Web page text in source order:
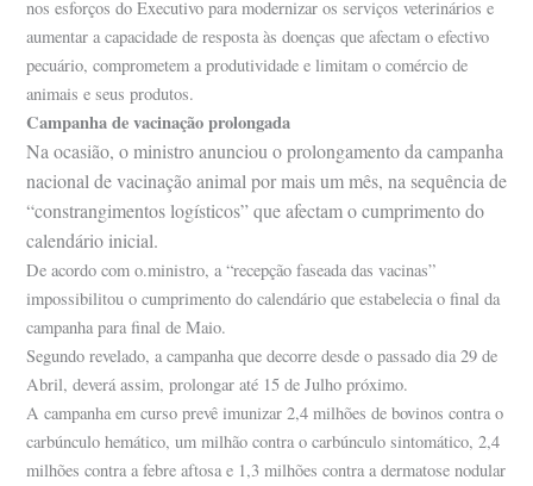
nos esforços do Executivo para modernizar os serviços veterinários e
aumentar a capacidade de resposta às doenças que afectam o efectivo
pecuário, comprometem a produtividade e limitam o comércio de
animais e seus produtos.
Campanha de vacinação prolongada
Na ocasião, o ministro anunciou o prolongamento da campanha
nacional de vacinação animal por mais um mês, na sequência de
“constrangimentos logísticos” que afectam o cumprimento do
calendário inicial.
De acordo com o.ministro, a “recepção faseada das vacinas”
impossibilitou o cumprimento do calendário que estabelecia o final da
campanha para final de Maio.
Segundo revelado, a campanha que decorre desde o passado dia 29 de
Abril, deverá assim, prolongar até 15 de Julho próximo.
A campanha em curso prevê imunizar 2,4 milhões de bovinos contra o
carbúnculo hemático, um milhão contra o carbúnculo sintomático, 2,4
milhões contra a febre aftosa e 1,3 milhões contra a dermatose nodular